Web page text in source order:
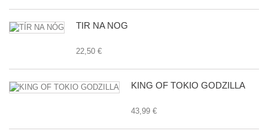
TÍR NA NÓG
22,50 €
KING OF TOKIO GODZILLA
43,99 €